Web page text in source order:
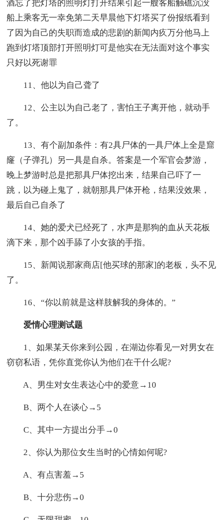
酒忘了把灯塔的照明灯打开结果引起一艘客船触礁沉没
船上乘客无一幸免第二天早晨他下灯塔买了份报纸看到
了因为自己的失职而造成的悲剧的新闻内疚万分他马上
跑到灯塔顶部打开照明灯可是他实在无法面对这个事实
只好以死谢罪
11、他以为自己聋了
12、公主以为自己老了，害怕王子离开他，就动手
了。
13、有个副加条件：有2具尸体的一具尸体上全是窟
窿（子弹孔）另一具是自杀。答案是一个军官会梦游，
晚上梦游时总是把那具尸体挖出来，结果自己吓了一
跳，以为碰上鬼了，就朝那具尸体开枪，结果没效果，
最后自己自杀了
14、她的爱犬已经死了，水声是那狗的血从天花板
滴下来，那个凶手舔了小女孩的手指。
15、新闻说那家商店[他买球的那家]的老板，头不见
了。
16、“你以前就是这样肢解我的身体的。”
爱情心理测试题
1、如果某天你来到公园，在湖边你看见一对男女在
窃窃私语，凭你直觉你认为他们在干什么呢?
A、男生对女生表达心中的爱意→10
B、两个人在谈心→5
C、其中一方提出分手→0
2、你认为那位女生当时的心情如何呢?
A、有点害羞→5
B、十分悲伤→0